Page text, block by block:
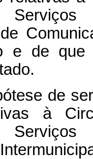
e de que
de
à